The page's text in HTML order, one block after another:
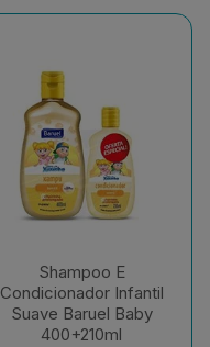
Shampoo E
Condicionador Infantil
Sono Tranquilo 400ml
+ 210m...